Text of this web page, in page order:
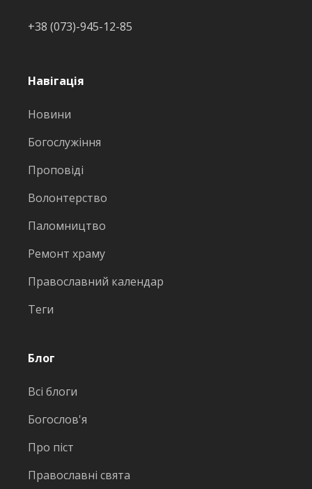
+38 (073)-945-12-85
Навігація
Новини
Богослужіння
Проповіді
Волонтерство
Паломництво
Ремонт храму
Православний календар
Теги
Блог
Всі блоги
Богослов'я
Про піст
Православні свята